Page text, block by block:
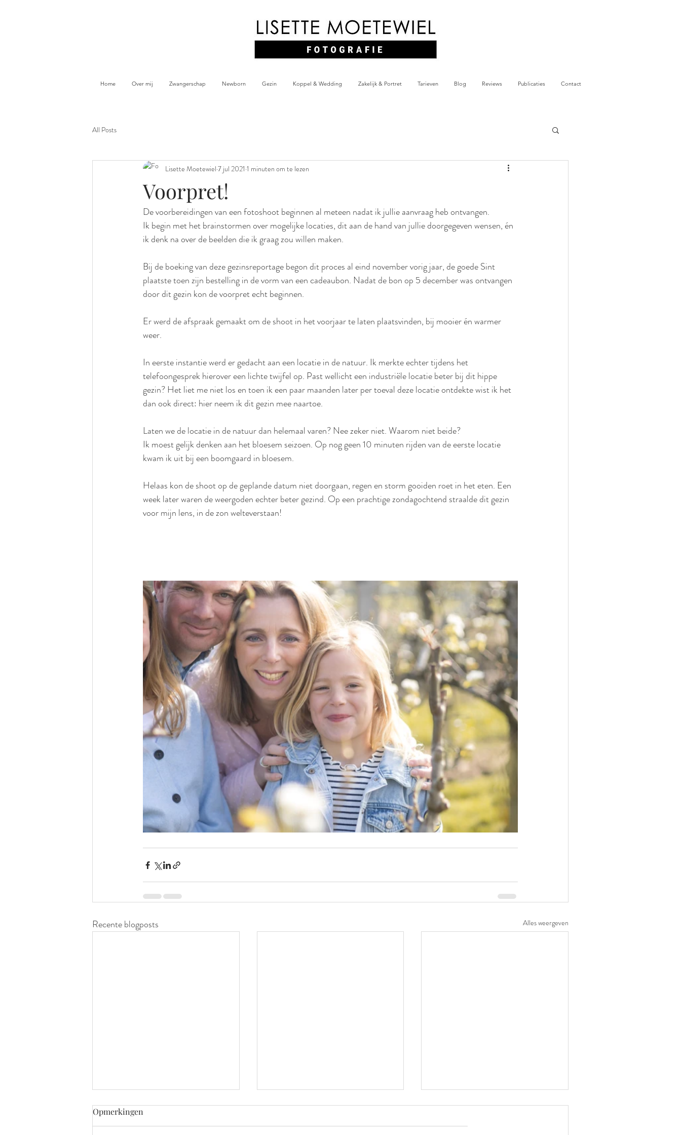
Lisette Moetewiel
Fotografie
Home Over mij Zwangerschap Newborn Gezin Koppel & Wedding Zakelijk & Portret Tarieven Blog Reviews Publicaties Contact
All Posts
Voorpret!
Lisette Moetewiel 7 jul 2021 1 minuten om te lezen
De voorbereidingen van een fotoshoot beginnen al meteen nadat ik jullie aanvraag heb ontvangen.
Ik begin met het brainstormen over mogelijke locaties, dit aan de hand van jullie doorgegeven wensen, én
ik denk na over de beelden die ik graag zou willen maken.
Bij de boeking van deze gezinsreportage begon dit proces al eind november vorig jaar, de goede Sint
plaatste toen zijn bestelling in de vorm van een cadeaubon. Nadat de bon op 5 december was ontvangen
door dit gezin kon de voorpret echt beginnen.
Er werd de afspraak gemaakt om de shoot in het voorjaar te laten plaatsvinden, bij mooier én warmer
weer.
In eerste instantie werd er gedacht aan een locatie in de natuur. Ik merkte echter tijdens het
telefoongesprek hierover een lichte twijfel op. Past wellicht een industriële locatie beter bij dit hippe
gezin? Het liet me niet los en toen ik een paar maanden later per toeval deze locatie ontdekte wist ik het
dan ook direct: hier neem ik dit gezin mee naartoe.
Laten we de locatie in de natuur dan helemaal varen? Nee zeker niet. Waarom niet beide?
Ik moest gelijk denken aan het bloesem seizoen. Op nog geen 10 minuten rijden van de eerste locatie
kwam ik uit bij een boomgaard in bloesem.
Helaas kon de shoot op de geplande datum niet doorgaan, regen en storm gooiden roet in het eten. Een
week later waren de weergoden echter beter gezind. Op een prachtige zondagochtend straalde dit gezin
voor mijn lens, in de zon welteverstaan!
Recente blogposts Alles weergeven
Opmerkingen